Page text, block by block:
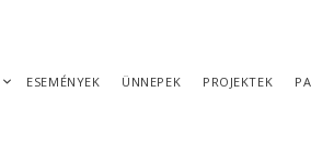
ESEMÉNYEK ÜNNEPEK PROJEKTEK